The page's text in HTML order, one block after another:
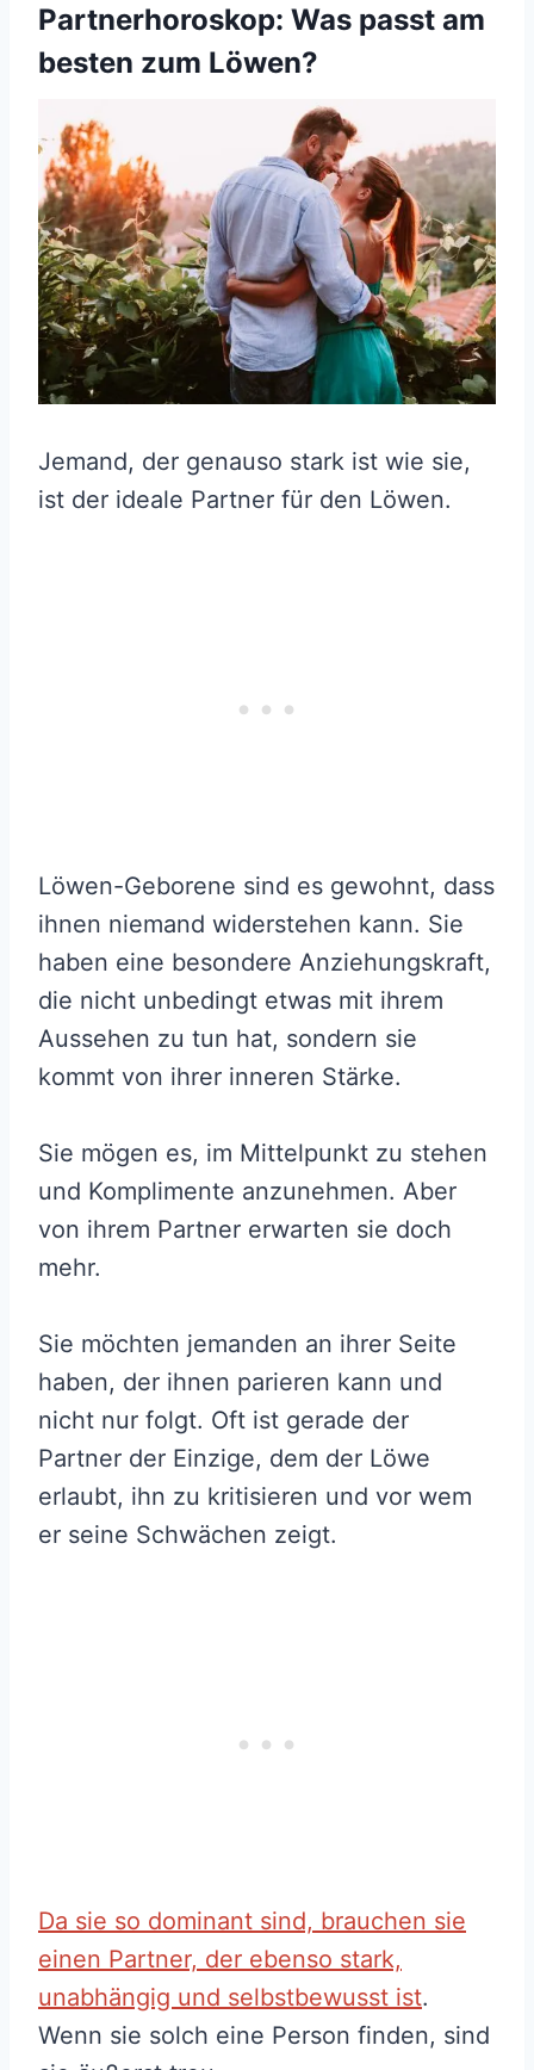
Partnerhoroskop: Was passt am
besten zum Löwen?
Jemand, der genauso stark ist wie sie,
ist der ideale Partner für den Löwen.
Löwen-Geborene sind es gewohnt, dass
ihnen niemand widerstehen kann. Sie
haben eine besondere Anziehungskraft,
die nicht unbedingt etwas mit ihrem
Aussehen zu tun hat, sondern sie
kommt von ihrer inneren Stärke.
Sie mögen es, im Mittelpunkt zu stehen
und Komplimente anzunehmen. Aber
von ihrem Partner erwarten sie doch
mehr.
Sie möchten jemanden an ihrer Seite
haben, der ihnen parieren kann und
nicht nur folgt. Oft ist gerade der
Partner der Einzige, dem der Löwe
erlaubt, ihn zu kritisieren und vor wem
er seine Schwächen zeigt.
Da sie so dominant sind, brauchen sie
einen Partner, der ebenso stark,
unabhängig und selbstbewusst ist.
Wenn sie solch eine Person finden, sind